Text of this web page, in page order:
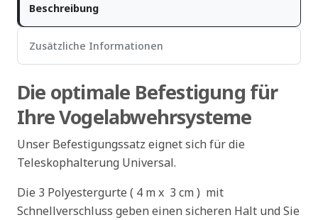
Beschreibung
Zusätzliche Informationen
Die optimale Befestigung für
Ihre Vogelabwehrsysteme
Unser Befestigungssatz eignet sich für die
Teleskophalterung Universal.
Die 3 Polyestergurte ( 4 m x 3 cm ) mit
Schnellverschluss geben einen sicheren Halt und Sie